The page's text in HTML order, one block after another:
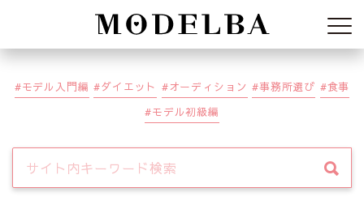
Modelba
モデル入門編 ダイエット オーディション 事務所選び
食事
モデル初級編